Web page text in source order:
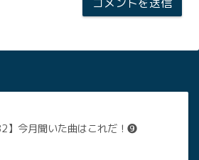
】今月聞いた曲はこれだ！❾